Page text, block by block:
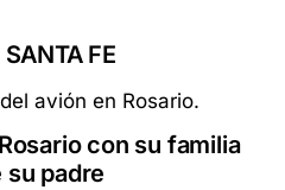
FE
con su familia
su padre